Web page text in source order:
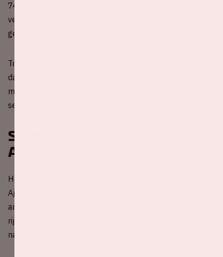
74 overwinningen op zijn naam, 25 wedstrijden gingen
verloren en uit 26 duels kwam geen winnaar: het bleef
gelijk spel.
Totaal werd er door Ajax 306 keer gescoord. Sparta wist
daar tegenover 145 keer het doel te raken. De grootste,
meest recente, thuisoverwinning van Ajax stamt uit
seizoen 2000-2001, het werd maar liefst 9-0.
Samen rijden naar
Ajax - Sparta
Help mee met het reduceren van CO2-uitstoot rondom
Ajax - Sparta 💚 Deel nu jouw lege autostoel(en) met
andere fans of kies een rit uit om mee te rijden. Samen
rijden is veel gezelliger, beter voor je portemonnee én
natuurlijk het milieu. Druk snel op onderstaande knop.